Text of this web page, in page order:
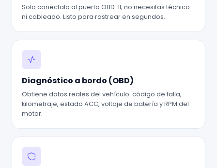
Solo conéctalo al puerto OBD-II; no necesitas técnico
ni cableado. Listo para rastrear en segundos.
Diagnóstico a bordo (OBD)
Obtiene datos reales del vehículo: código de falla,
kilometraje, estado ACC, voltaje de batería y RPM del
motor.